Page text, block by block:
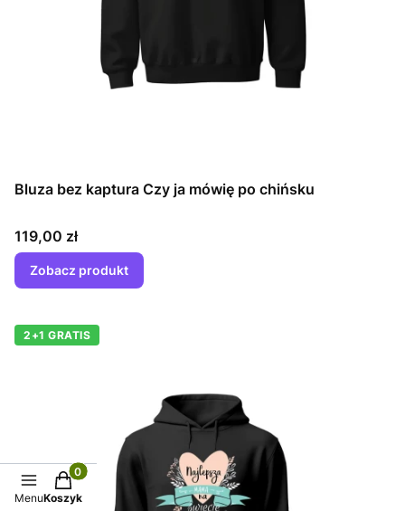
Bluza bez kaptura Czy ja mówię po chińsku
Cena
119,00 zł
Zobacz produkt
2+1 GRATIS
Menu
Produkty w koszyku: 0. Zobacz szczegóły
Koszyk